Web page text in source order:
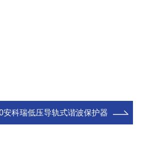
安科瑞低压导轨式谐波保护器